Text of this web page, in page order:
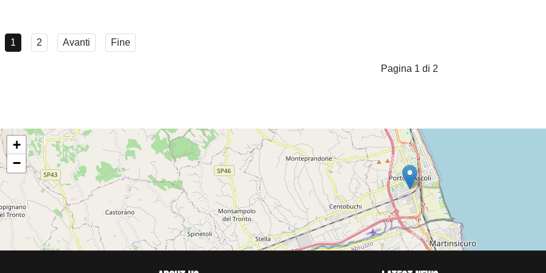
1 2 Avanti Fine
Pagina 1 di 2
+
−